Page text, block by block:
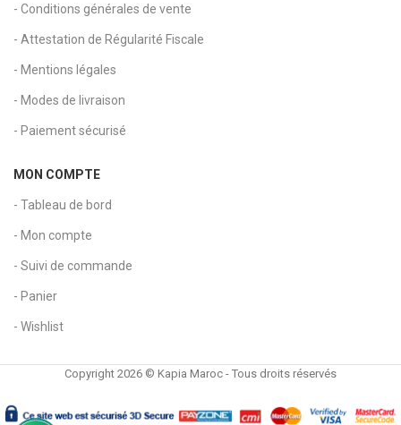
- Conditions générales de vente
- Attestation de Régularité Fiscale
- Mentions légales
- Modes de livraison
- Paiement sécurisé
MON COMPTE
- Tableau de bord
- Mon compte
- Suivi de commande
- Panier
- Wishlist
Copyright 2026 © Kapia Maroc - Tous droits réservés